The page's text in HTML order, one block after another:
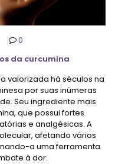
0
da curcumina
valorizada há séculos na
por suas inúmeras
Seu ingrediente mais
que possui fortes
e analgésicas. A
afetando vários
a uma ferramenta
à dor.